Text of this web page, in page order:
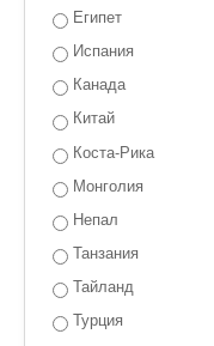
Египет
Испания
Канада
Китай
Коста-Рика
Монголия
Непал
Танзания
Тайланд
Турция